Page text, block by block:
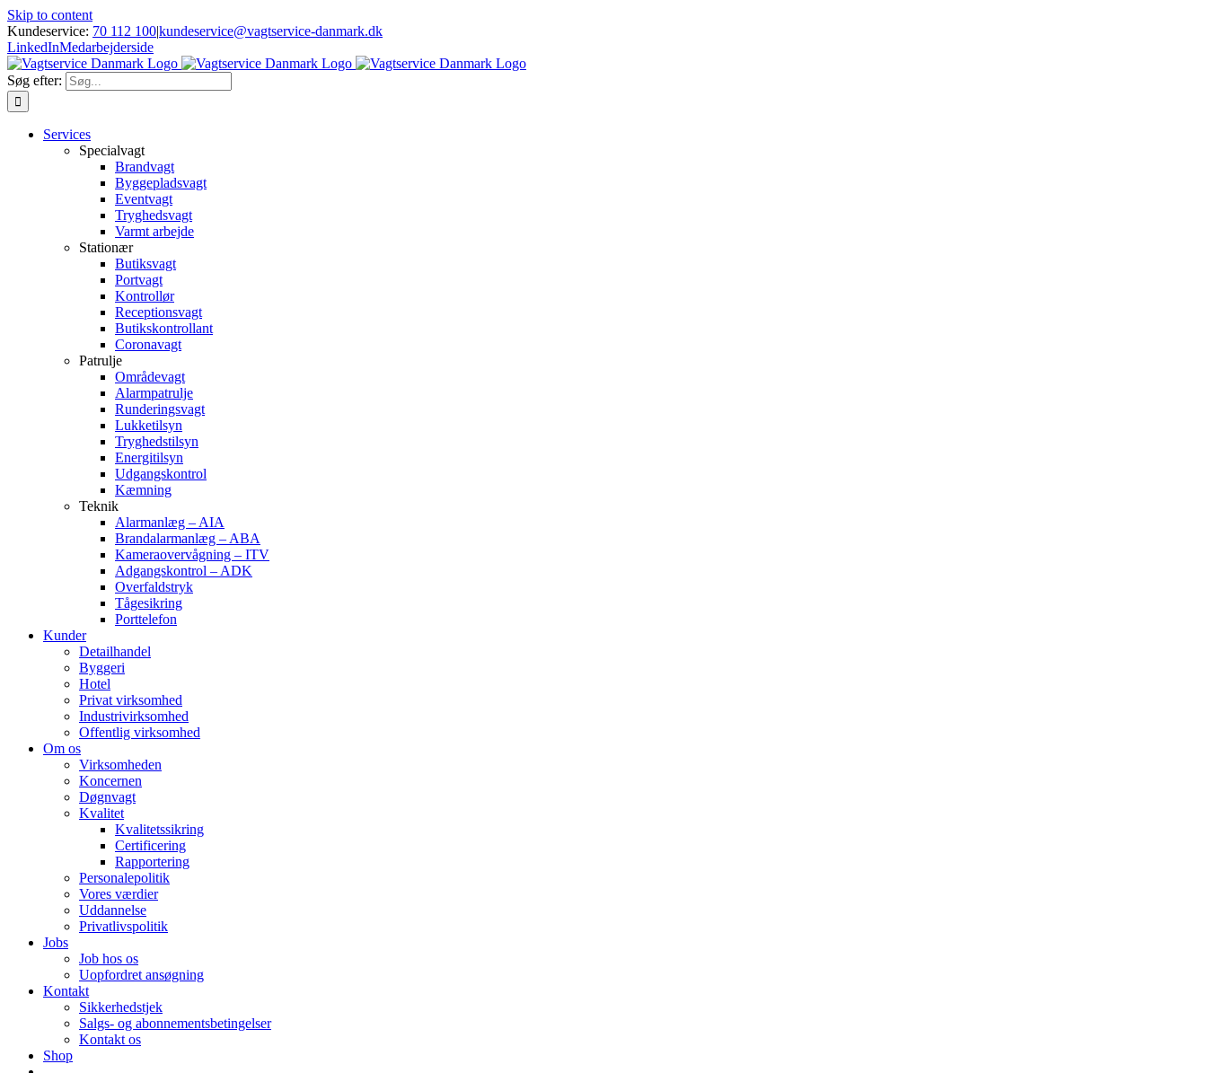
Skip to content
Kundeservice: 70 112 100|kundeservice@vagtservice-danmark.dk
LinkedInMedarbejderside
Søg efter:
Services
Specialvagt
Brandvagt
Byggepladsvagt
Eventvagt
Tryghedsvagt
Varmt arbejde
Stationær
Butiksvagt
Portvagt
Kontrollør
Receptionsvagt
Butikskontrollant
Coronavagt
Patrulje
Områdevagt
Alarmpatrulje
Runderingsvagt
Lukketilsyn
Tryghedstilsyn
Energitilsyn
Udgangskontrol
Kæmning
Teknik
Alarmanlæg – AIA
Brandalarmanlæg – ABA
Kameraovervågning – ITV
Adgangskontrol – ADK
Overfaldstryk
Tågesikring
Porttelefon
Kunder
Detailhandel
Byggeri
Hotel
Privat virksomhed
Industrivirksomhed
Offentlig virksomhed
Om os
Virksomheden
Koncernen
Døgnvagt
Kvalitet
Kvalitetssikring
Certificering
Rapportering
Personalepolitik
Vores værdier
Uddannelse
Privatlivspolitik
Jobs
Job hos os
Uopfordret ansøgning
Kontakt
Sikkerhedstjek
Salgs- og abonnementsbetingelser
Kontakt os
Shop